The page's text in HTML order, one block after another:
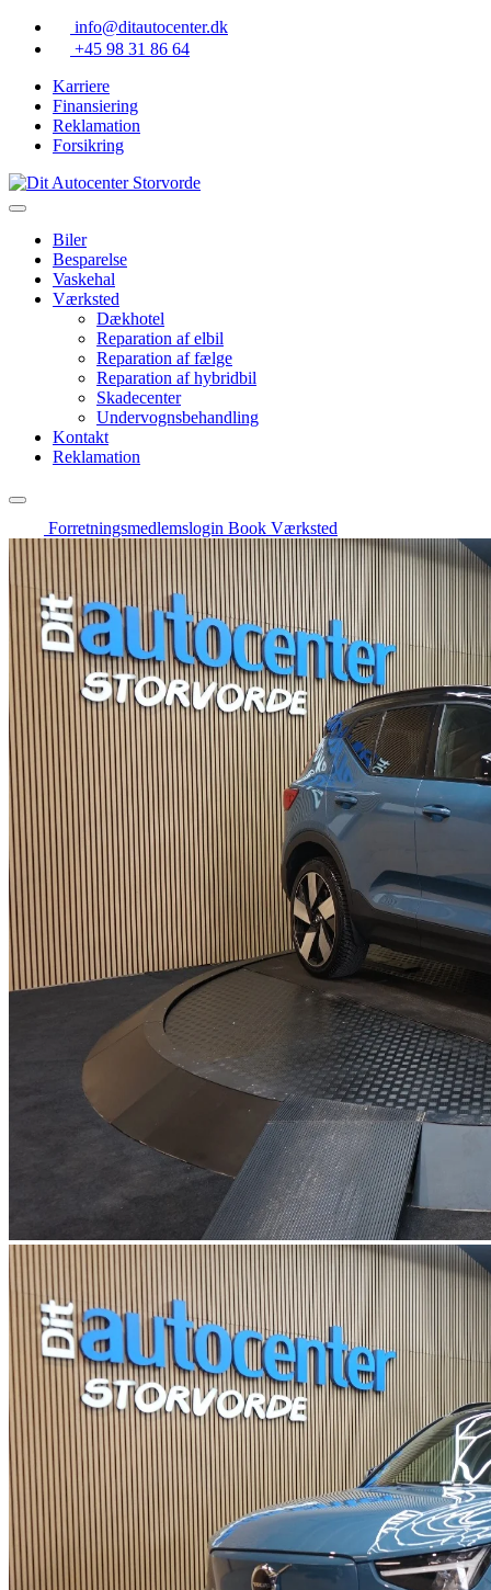
Skip
info@ditautocenter.dk
+45 98 31 86 64
Karriere
Finansiering
Reklamation
Forsikring
Biler
Besparelse
Vaskehal
Værksted
Dækhotel
Reparation af elbil
Reparation af fælge
Reparation af hybridbil
Skadecenter
Undervognsbehandling
Kontakt
Reklamation
Forretningsmedlemslogin Book Værksted